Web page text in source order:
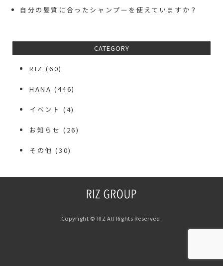
自分の髪質に合ったシャンプーを使えていますか？
CATEGORY
RIZ (60)
HANA (446)
イベント (4)
お知らせ (26)
その他 (30)
Copyright © RIZ All Rights Reserved.